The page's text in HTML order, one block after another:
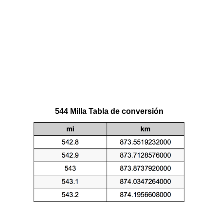
544 Milla Tabla de conversión